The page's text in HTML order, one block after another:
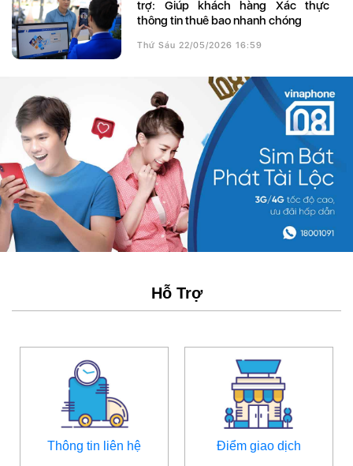
trợ: Giúp khách hàng Xác thực
thông tin thuê bao nhanh chóng
Thứ Sáu 22/05/2026 16:59
Hỗ Trợ
Thông tin liên hệ Điểm giao dịch